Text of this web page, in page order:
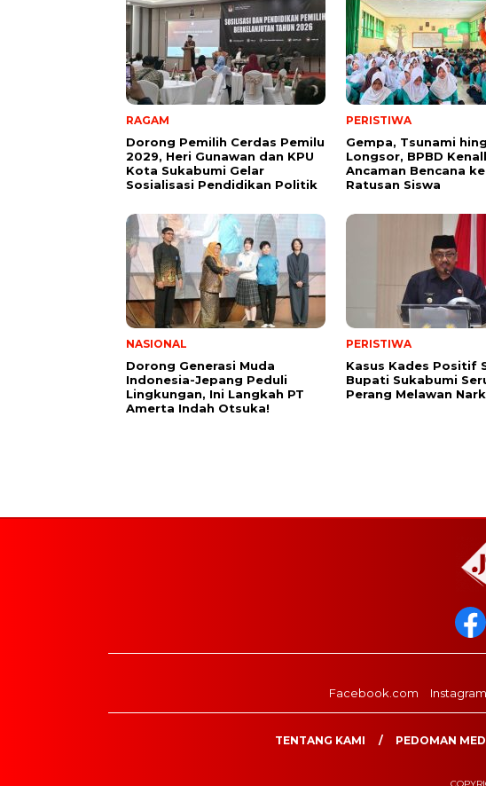
RAGAM
Dorong Pemilih Cerdas Pemilu
2029, Heri Gunawan dan KPU
Kota Sukabumi Gelar
Sosialisasi Pendidikan Politik
PERISTIWA
Gempa, Tsunami
Longsor, BPBD
Ancaman Bencana
Ratusan Siswa
NASIONAL
Dorong Generasi Muda
Indonesia-Jepang Peduli
Lingkungan, Ini Langkah PT
Amerta Indah Otsuka!
PERISTIWA
Kasus Kades Positif
Bupati Sukabumi
Perang Melawan
Facebook.com
TENTANG KAMI PEDOMAN